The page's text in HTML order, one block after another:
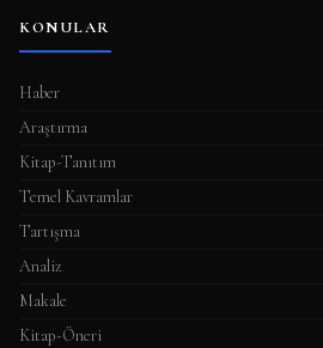
KONULAR
Haber
Araştırma
Kitap-Tanıtım
Temel Kavramlar
Tartışma
Analiz
Makale
Kitap-Öneri